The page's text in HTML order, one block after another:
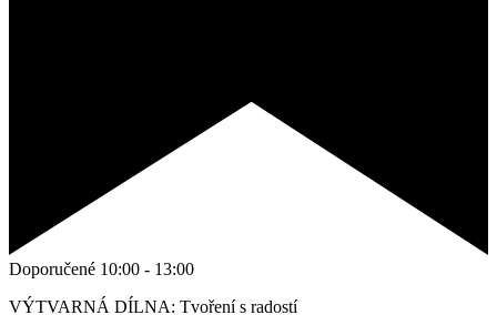
Doporučené 10:00 - 13:00
VÝTVARNÁ DÍLNA: Tvoření s radostí